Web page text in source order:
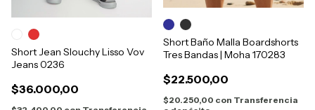
Short Jean Slouchy Lisso Vov
Jeans 0236
$36.000,00
Short Baño Malla Boardshorts
Tres Bandas | Moha 170283
$22.500,00
$20.250,00 con Transferencia